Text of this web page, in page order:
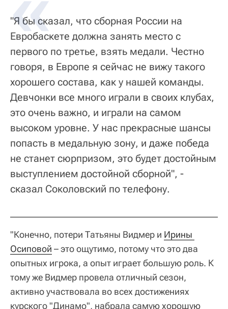
"Я бы сказал, что сборная России на
Евробаскете должна занять место с
первого по третье, взять медали. Честно
говоря, в Европе я сейчас не вижу такого
хорошего состава, как у нашей команды.
Девчонки все много играли в своих клубах,
это очень важно, и играли на самом
высоком уровне. У нас прекрасные шансы
попасть в медальную зону, и даже победа
не станет сюрпризом, это будет достойным
выступлением достойной сборной", -
сказал Соколовский по телефону.
"Конечно, потери Татьяны Видмер и Ирины
Осиповой – это ощутимо, потому что это два
опытных игрока, а опыт играет большую роль. К
тому же Видмер провела отличный сезон,
активно участвовала во всех достижениях
курского "Динамо", набрала самую хорошую